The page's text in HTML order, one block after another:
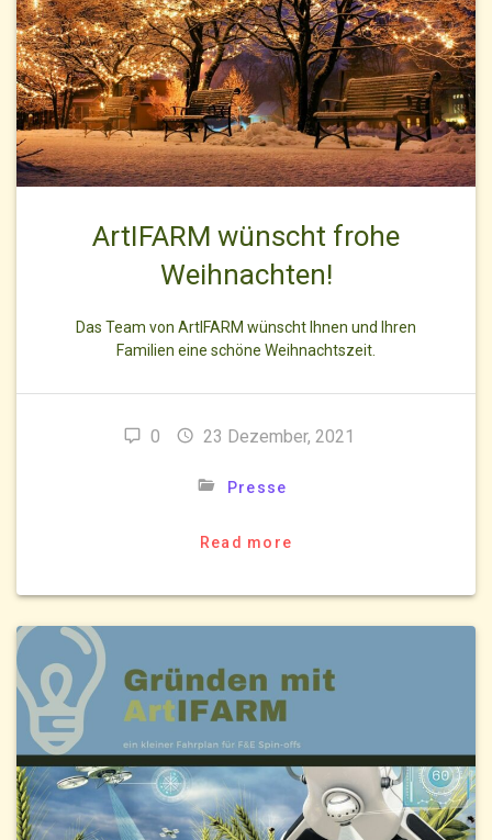
ArtIFARM wünscht frohe
Weihnachten!
Das Team von ArtIFARM wünscht Ihnen und Ihren
Familien eine schöne Weihnachtszeit.
0 23 Dezember, 2021
Presse
Read more